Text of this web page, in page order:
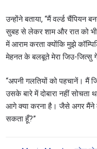
उन्होंने बताया, “मैं वर्ल्ड चैंपियन
सुबह से लेकर शाम और रात को
में आराम करता क्योंकि मुझे
मेहनत के बलबूते मेरा जिउ-जित्सु
“अपनी गलतियों को पहचानें। मैं
उसके बारे में दोबारा नहीं
आगे क्या करना है। जैसे अगर मैंने
सकता हूँ?”